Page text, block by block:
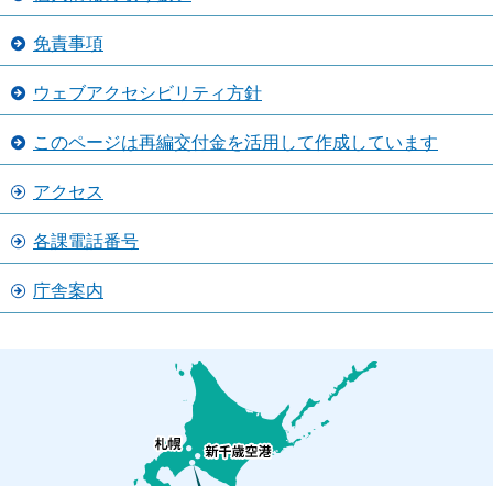
免責事項
ウェブアクセシビリティ方針
このページは再編交付金を活用して作成しています
アクセス
各課電話番号
庁舎案内